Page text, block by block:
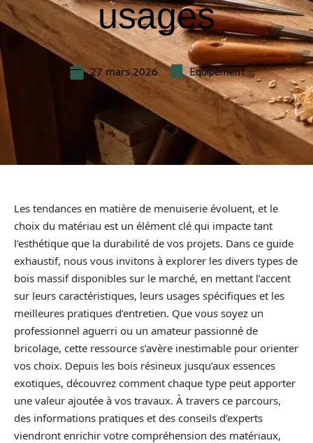
usages
27 mars 2026 Equipement
Les tendances en matière de menuiserie évoluent, et le
choix du matériau est un élément clé qui impacte tant
l’esthétique que la durabilité de vos projets. Dans ce guide
exhaustif, nous vous invitons à explorer les divers types de
bois massif disponibles sur le marché, en mettant l’accent
sur leurs caractéristiques, leurs usages spécifiques et les
meilleures pratiques d’entretien. Que vous soyez un
professionnel aguerri ou un amateur passionné de
bricolage, cette ressource s’avère inestimable pour orienter
vos choix. Depuis les bois résineux jusqu’aux essences
exotiques, découvrez comment chaque type peut apporter
une valeur ajoutée à vos travaux. À travers ce parcours,
des informations pratiques et des conseils d’experts
viendront enrichir votre compréhension des matériaux,